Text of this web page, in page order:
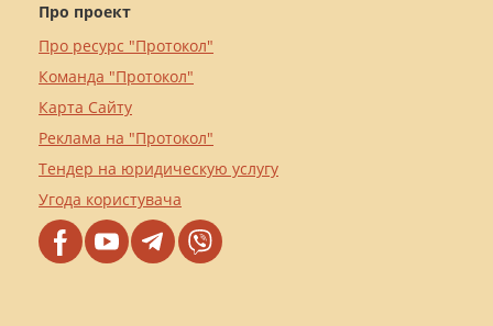
Про проект
Про ресурс "Протокол"
Команда "Протокол"
Карта Сайту
Реклама на "Протокол"
Тендер на юридическую услугу
Угода користувача